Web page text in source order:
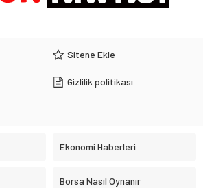
Sitene Ekle
Gizlilik politikası
Ekonomi Haberleri
Borsa Nasıl Oynanır